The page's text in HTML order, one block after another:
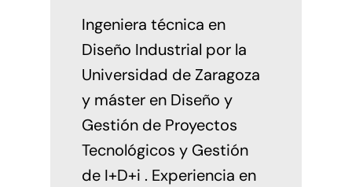
Ingeniera técnica en
Diseño Industrial por la
Universidad de Zaragoza
y máster en Diseño y
Gestión de Proyectos
Tecnológicos y Gestión
de I+D+i . Experiencia en